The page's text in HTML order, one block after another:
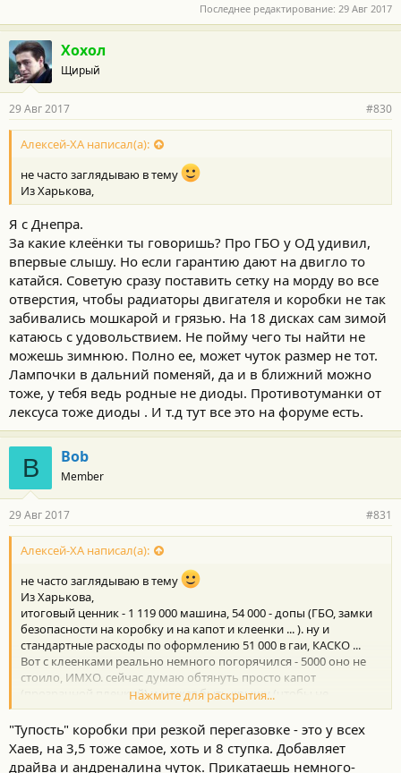
Последнее редактирование: 29 Авг 2017
Хохол
Щирый
29 Авг 2017 #830
Алексей-ХА написал(а):
не часто заглядываю в тему
Из Харькова,
Я с Днепра.
За какие клеёнки ты говоришь? Про ГБО у ОД удивил,
впервые слышу. Но если гарантию дают на двигло то
катайся. Советую сразу поставить сетку на морду во все
отверстия, чтобы радиаторы двигателя и коробки не так
забивались мошкарой и грязью. На 18 дисках сам зимой
катаюсь с удовольствием. Не пойму чего ты найти не
можешь зимнюю. Полно ее, может чуток размер не тот.
Лампочки в дальний поменяй, да и в ближний можно
тоже, у тебя ведь родные не диоды. Противотуманки от
лексуса тоже диоды . И т.д тут все это на форуме есть.
B Bob
Member
29 Авг 2017 #831
Алексей-ХА написал(а):
не часто заглядываю в тему
Из Харькова,
итоговый ценник - 1 119 000 машина, 54 000 - допы (ГБО, замки
безопасности на коробку и на капот и клеенки ... ). ну и
стандартные расходы по оформлению 51 000 в гаи, КАСКО ...
Вот с клеенками реально немного погорячился - 5000 оно не
стоило, ИМХО. сейчас думаю обтянуть просто капот
(прозрачной пленкой) и может быть крышу (чтобы не
переживать за птиц) - темнее цветом, например черную, но
боюсь что будет выглядеть колхозно.
текущий расход в городе - 13.2, после последнего сброса
Нажмите для раскрытия...
"Тупость" коробки при резкой перегазовке - это у всех
Хаев, на 3,5 тоже самое, хоть и 8 ступка. Добавляет
драйва и андреналина чуток. Прикатаешь немного-